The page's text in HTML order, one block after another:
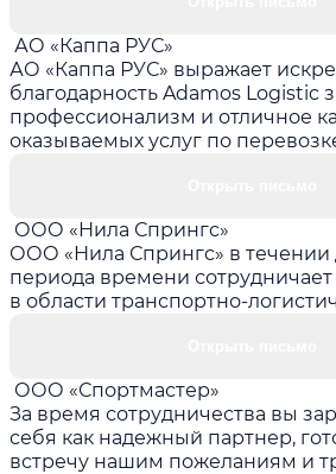
АО «Каппа РУС»
АО «Каппа РУС» выражает
благодарность Adamos Logistic
профессионализм и отличное
оказываемых услуг по
ООО «Нила Спрингс»
ООО «Нила Спрингс» в течении
периода времени
в области транспортно-
ООО «Спортмастер»
За время сотрудничества вы
себя как надежный партнер,
встречу нашим пожеланиям и